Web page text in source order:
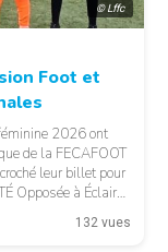
© Lffc
Foot et
2026 ont
de la FECAFOOT
leur billet pour
Opposée à Éclair
132 vues